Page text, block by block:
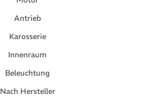
Antrieb
Karosserie
Innenraum
Beleuchtung
Nach Hersteller